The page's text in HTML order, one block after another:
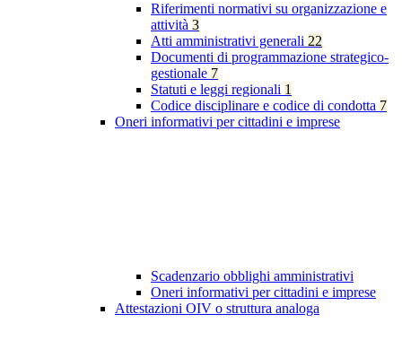
Riferimenti normativi su organizzazione e
attività 3
Atti amministrativi generali 22
Documenti di programmazione strategico-
gestionale 7
Statuti e leggi regionali 1
Codice disciplinare e codice di condotta 7
Oneri informativi per cittadini e imprese
Scadenzario obblighi amministrativi
Oneri informativi per cittadini e imprese
Attestazioni OIV o struttura analoga